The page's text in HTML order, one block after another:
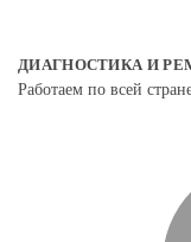
ДИАГНОСТИКА И
Работаем по всей